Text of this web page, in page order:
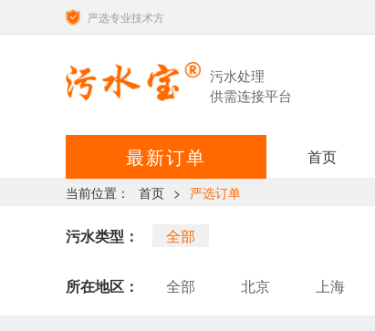
严选专业技术方
污水处理
供需连接平台
最新订单 首页
当前位置： 首页 > 严选订单
污水类型： 全部
所在地区： 全部 北京 上海